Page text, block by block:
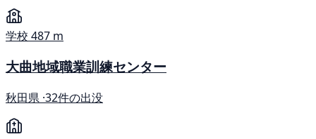
学校 487 m
大曲地域職業訓練センター
秋田県 ·32件の出没